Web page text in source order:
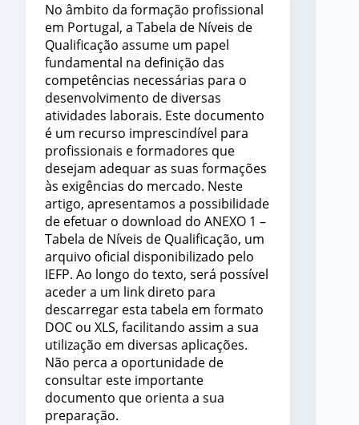
No âmbito da formação profissional
em Portugal, a Tabela de Níveis de
Qualificação assume um papel
fundamental na definição das
competências necessárias para o
desenvolvimento de diversas
atividades laborais. Este documento
é um recurso imprescindível para
profissionais e formadores que
desejam adequar as suas formações
às exigências do mercado. Neste
artigo, apresentamos a possibilidade
de efetuar o download do ANEXO 1 –
Tabela de Níveis de Qualificação, um
arquivo oficial disponibilizado pelo
IEFP. Ao longo do texto, será possível
aceder a um link direto para
descarregar esta tabela em formato
DOC ou XLS, facilitando assim a sua
utilização em diversas aplicações.
Não perca a oportunidade de
consultar este importante
documento que orienta a sua
preparação.